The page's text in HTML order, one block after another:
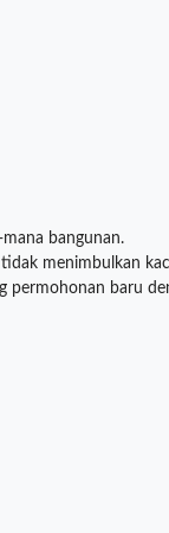
bangunan.
menimbulkan
permohonan baru